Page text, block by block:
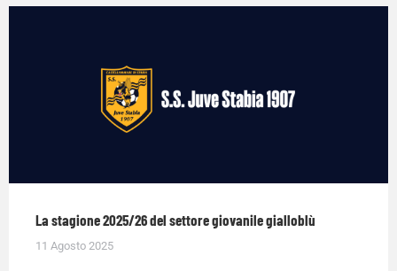
La stagione 2025/26 del settore giovanile gialloblù
11 Agosto 2025